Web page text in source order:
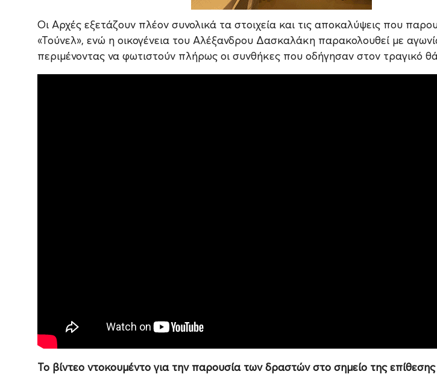
Οι Αρχές εξετάζουν πλέον συνολικά τα στοιχεία και τις αποκαλύψεις που
«Τούνελ», ενώ η οικογένεια του Αλέξανδρου Δασκαλάκη παρακολουθεί με αγωνία
περιμένοντας να φωτιστούν πλήρως οι συνθήκες που οδήγησαν στον τραγικό
Το βίντεο ντοκουμέντο για την παρουσία των δραστών στο σημείο της επίθεσης